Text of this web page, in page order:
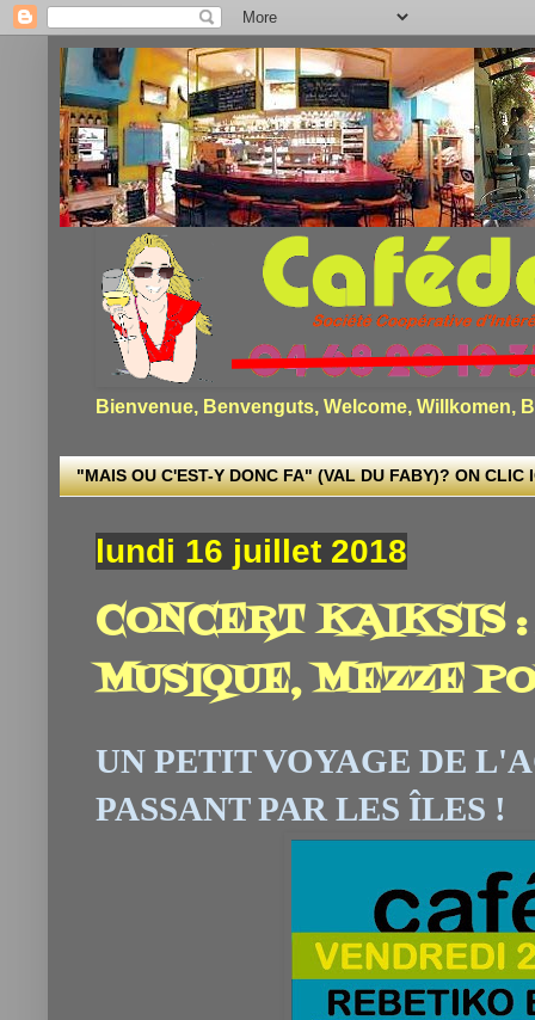
Bienvenue, Benvenguts, Welcome, Willkomen,
"MAIS OU C'EST-Y DONC FA" (VAL DU FABY)? ON CLIC
lundi 16 juillet 2018
CONCERT KAIKSIS
MUSIQUE, MEZZE
UN PETIT VOYAGE DE
PASSANT PAR LES ÎLES !